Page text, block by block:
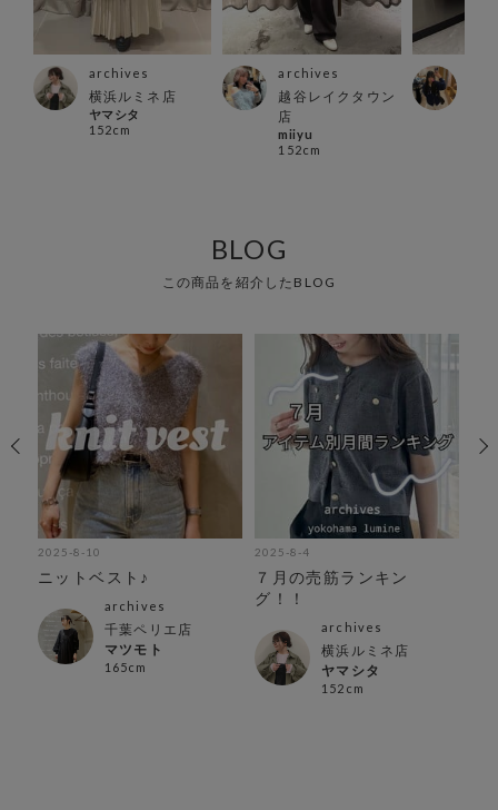
archives
横浜ルミネ店
ヤマシタ
152cm
archives
越谷レイクタウン
店
miiyu
152cm
BLOG
この商品を紹介したBLOG
2025-8-10
ニットベスト♪
archives
千葉ペリエ店
マツモト
165cm
2025-8-4
７月の売筋ランキン
グ！！
archives
横浜ルミネ店
ヤマシタ
152cm